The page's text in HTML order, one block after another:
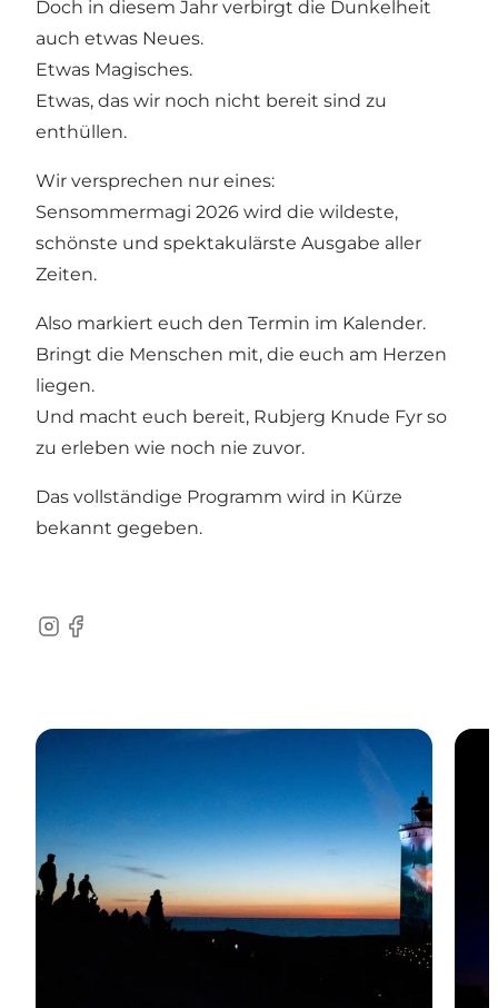
Doch in diesem Jahr verbirgt die Dunkelheit
auch etwas Neues.
Etwas Magisches.
Etwas, das wir noch nicht bereit sind zu
enthüllen.
Wir versprechen nur eines:
Sensommermagi 2026 wird die wildeste,
schönste und spektakulärste Ausgabe aller
Zeiten.
Also markiert euch den Termin im Kalender.
Bringt die Menschen mit, die euch am Herzen
liegen.
Und macht euch bereit, Rubjerg Knude Fyr so
zu erleben wie noch nie zuvor.
Das vollständige Programm wird in Kürze
bekannt gegeben.
Instagram
Facebook